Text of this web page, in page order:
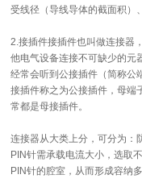
受线径（导线导体的截面积）
2.接插件接插件也叫做连接器
他电气设备连接不可缺少的元
经常会听到公接插件（简称公
接插件称之为公接插件，母端
常都是母接插件。
连接器从大类上分，可分为：
PIN针需承载电流大小，选取
PIN针的腔室，从而形成容纳